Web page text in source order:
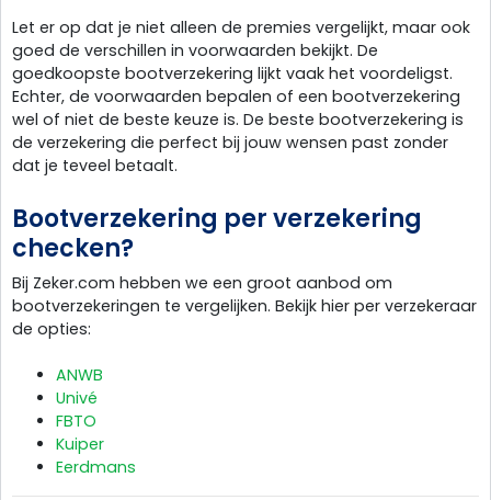
Let er op dat je niet alleen de premies vergelijkt, maar ook
goed de verschillen in voorwaarden bekijkt. De
goedkoopste bootverzekering lijkt vaak het voordeligst.
Echter, de voorwaarden bepalen of een bootverzekering
wel of niet de beste keuze is. De beste bootverzekering is
de verzekering die perfect bij jouw wensen past zonder
dat je teveel betaalt.
Bootverzekering per verzekering
checken?
Bij Zeker.com hebben we een groot aanbod om
bootverzekeringen te vergelijken. Bekijk hier per verzekeraar
de opties:
ANWB
Univé
FBTO
Kuiper
Eerdmans